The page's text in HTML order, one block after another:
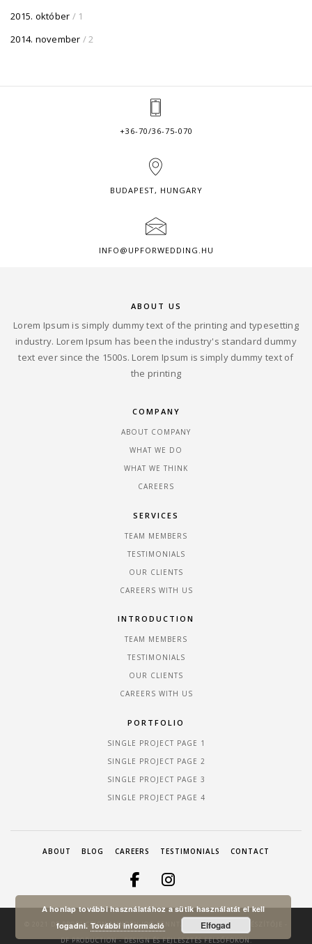
2015. október / 1
2014. november / 2
+36-70/36-75-070
BUDAPEST, HUNGARY
INFO@UPFORWEDDING.HU
ABOUT US
Lorem Ipsum is simply dummy text of the printing and typesetting
industry. Lorem Ipsum has been the industry's standard dummy
text ever since the 1500s. Lorem Ipsum is simply dummy text of
the printing
COMPANY
ABOUT COMPANY
WHAT WE DO
WHAT WE THINK
CAREERS
SERVICES
TEAM MEMBERS
TESTIMONIALS
OUR CLIENTS
CAREERS WITH US
INTRODUCTION
TEAM MEMBERS
TESTIMONIALS
OUR CLIENTS
CAREERS WITH US
PORTFOLIO
SINGLE PROJECT PAGE 1
SINGLE PROJECT PAGE 2
SINGLE PROJECT PAGE 3
SINGLE PROJECT PAGE 4
ABOUT BLOG CAREERS TESTIMONIALS CONTACT
© 2021 DF PRODUCTION MINDEN JOG FENNTARTVA! A HONLAP KÉSZÍTŐJE -
DF PRODUCTION- DESIGN ÉS FEJLESZTÉS FELSŐFOKON.
A honlap további használatához a sütik használatát el kell
fogadni. További információ Elfogad